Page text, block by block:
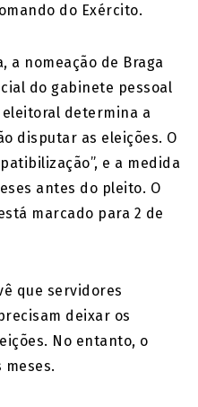
do Exército.
a nomeação de Braga
do gabinete pessoal
eleitoral determina a
disputar as eleições. O
e a medida
antes do pleito. O
marcado para 2 de
que servidores
deixar os
No entanto, o